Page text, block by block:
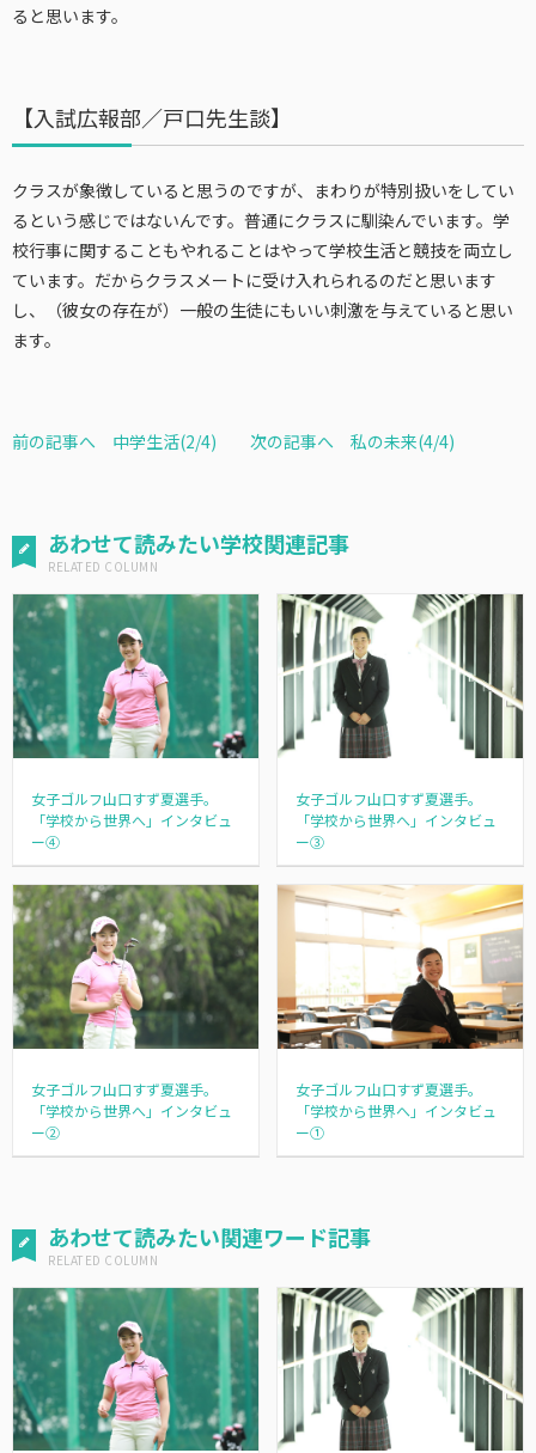
ると思います。
【入試広報部／戸口先生談】
クラスが象徴していると思うのですが、まわりが特別扱いをしてい
るという感じではないんです。普通にクラスに馴染んでいます。学
校行事に関することもやれることはやって学校生活と競技を両立し
ています。だからクラスメートに受け入れられるのだと思います
し、（彼女の存在が）一般の生徒にもいい刺激を与えていると思い
ます。
前の記事へ 中学生活(2/4) 次の記事へ 私の未来(4/4)
あわせて読みたい学校関連記事
女子ゴルフ山口すず夏選手。
「学校から世界へ」インタビュ
ー④
女子ゴルフ山口すず夏選手。
「学校から世界へ」インタビュ
ー③
女子ゴルフ山口すず夏選手。
「学校から世界へ」インタビュ
ー②
女子ゴルフ山口すず夏選手。
「学校から世界へ」インタビュ
ー①
あわせて読みたい関連ワード記事